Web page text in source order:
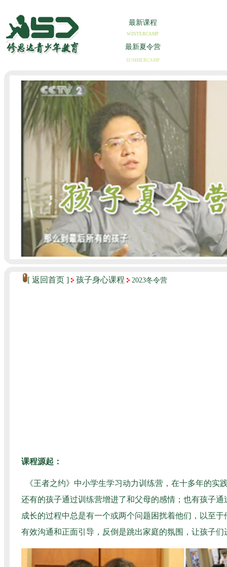
[ 返回首页 ] 孩子身心课程 2023冬令营
课程源起：
《王者之约》中小学生学习动力训练营，在十多年的
还有的孩子通过训练营增进了和父母的感情；也有孩子
成长的过程中总是有一个或两个问题困扰着他们，以至
有效沟通和正面引导，反倒是跳出家庭的氛围，让孩子